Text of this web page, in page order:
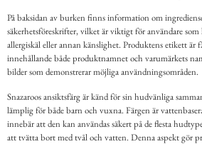
På baksidan av burken finns information om
säkerhetsföreskrifter, vilket är viktigt för användare
allergiskäl eller annan känslighet. Produktens etikett är
innehållande både produktnamnet och varumärkets
bilder som demonstrerar möjliga användningsområden.
Snazaroos ansiktsfärg är känd för sin hudvänliga
lämplig för både barn och vuxna. Färgen är
innebär att den kan användas säkert på de flesta
att tvätta bort med tvål och vatten. Denna aspekt gör